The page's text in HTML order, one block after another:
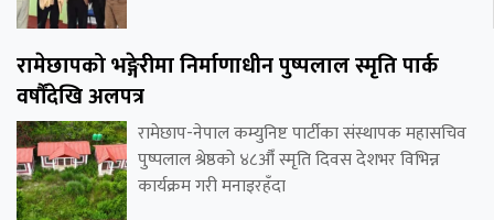
रामेछापको भङ्गेरीमा निर्माणाधीन पुष्पलाल स्मृति पार्क
वर्षौंदेखि अलपत्र
रामेछाप-नेपाल कम्युनिष्ट पार्टीका संस्थापक महासचिव
पुष्पलाल श्रेष्ठको ४८औँ स्मृति दिवस देशभर विभिन्न
कार्यक्रम गरी मनाइरहँदा